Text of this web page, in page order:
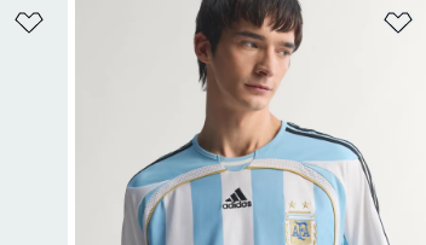
Añadir a la lista de deseos